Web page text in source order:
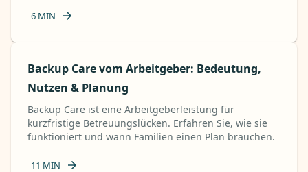
6 MIN
Backup Care vom Arbeitgeber: Bedeutung,
Nutzen & Planung
Backup Care ist eine Arbeitgeberleistung für
kurzfristige Betreuungslücken. Erfahren Sie, wie sie
funktioniert und wann Familien einen Plan brauchen.
11 MIN